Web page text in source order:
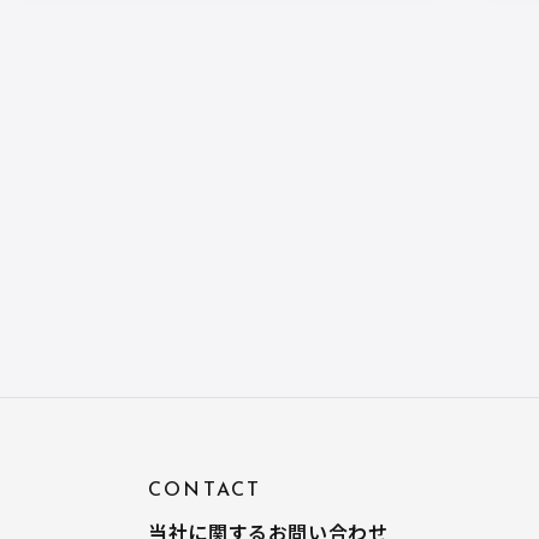
CONTACT
当社に関するお問い合わせ